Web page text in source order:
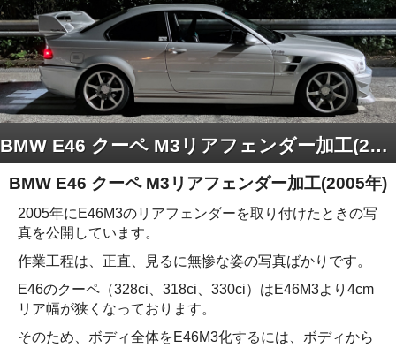
BMW E46 クーペ M3リアフェンダー加工(2005年)
BMW E46 クーペ M3リアフェンダー加工(2005年)
2005年にE46M3のリアフェンダーを取り付けたときの写
真を公開しています。
作業工程は、正直、見るに無惨な姿の写真ばかりです。
E46のクーペ（328ci、318ci、330ci）はE46M3より4cm
リア幅が狭くなっております。
そのため、ボディ全体をE46M3化するには、ボディから